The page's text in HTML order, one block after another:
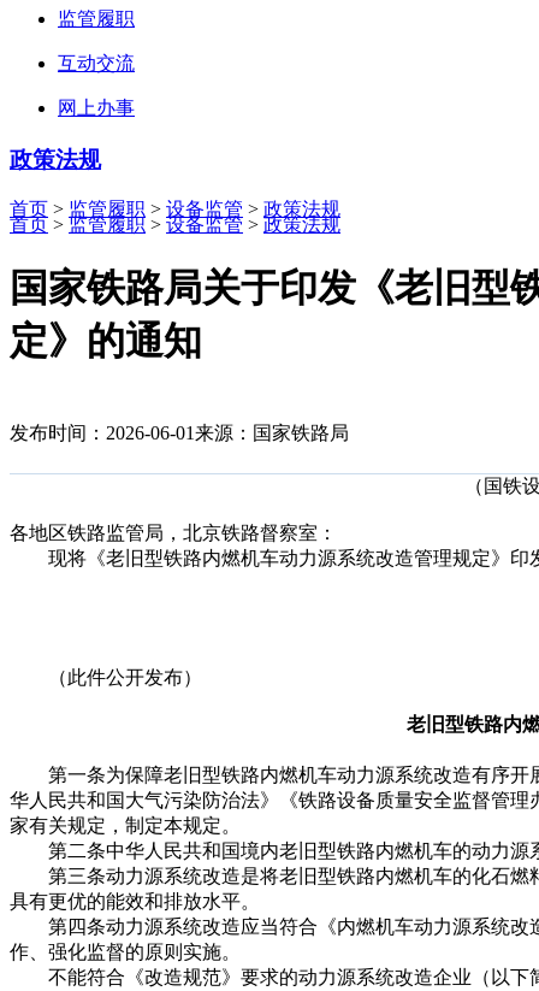
监管履职
互动交流
网上办事
政策法规
首页 > 监管履职 > 设备监管 > 政策法规
首页 > 监管履职 > 设备监管 > 政策法规
国家铁路局关于印发《老旧型
定》的通知
发布时间：2026-06-01来源：国家铁路局
（国铁
各地区铁路监管局，北京铁路督察室：
现将《老旧型铁路内燃机车动力源系统改造管理规定》印
（此件公开发布）
老旧型铁路内
第一条为保障老旧型铁路内燃机车动力源系统改造有序开
华人民共和国大气污染防治法》《铁路设备质量安全监督管
家有关规定，制定本规定。
第二条中华人民共和国境内老旧型铁路内燃机车的动力源
第三条动力源系统改造是将老旧型铁路内燃机车的化石燃
具有更优的能效和排放水平。
第四条动力源系统改造应当符合《内燃机车动力源系统改
作、强化监督的原则实施。
不能符合《改造规范》要求的动力源系统改造企业（以下